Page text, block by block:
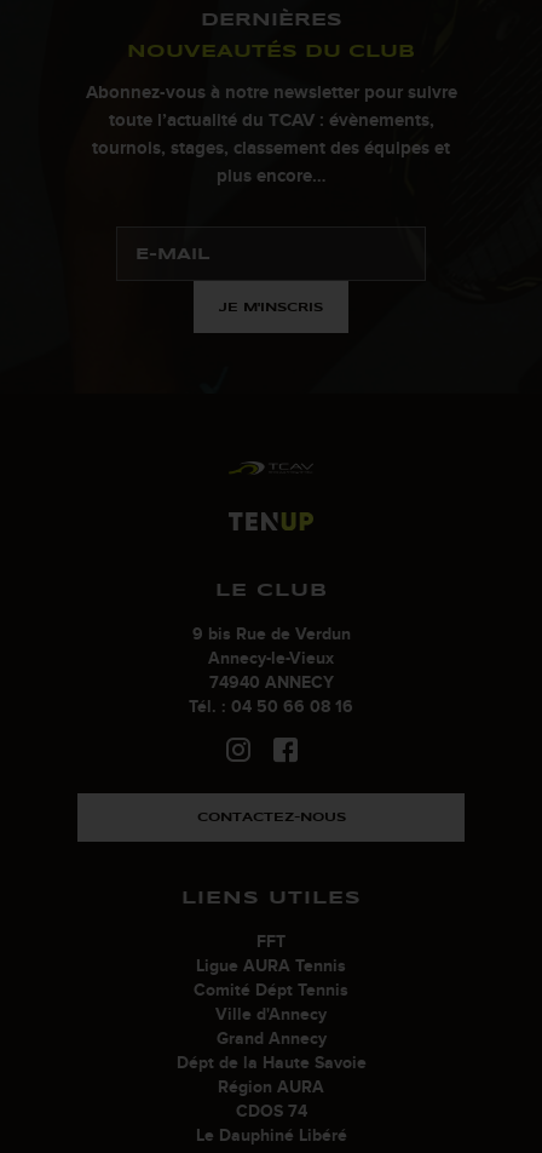
DERNIÈRES
NOUVEAUTÉS DU CLUB
Abonnez-vous à notre newsletter pour suivre
toute l’actualité du TCAV : évènements,
tournois, stages, classement des équipes et
plus encore…
JE M'INSCRIS
LE CLUB
9 bis Rue de Verdun
Annecy-le-Vieux
74940 ANNECY
Tél. : 04 50 66 08 16
CONTACTEZ-NOUS
LIENS UTILES
FFT
Ligue AURA Tennis
Comité Dépt Tennis
Ville d'Annecy
Grand Annecy
Dépt de la Haute Savoie
Région AURA
CDOS 74
Le Dauphiné Libéré